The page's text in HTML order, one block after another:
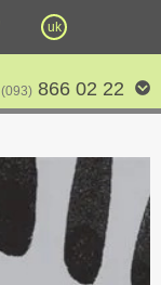
uk
866 02 22